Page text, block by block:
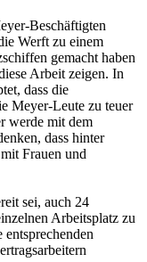
Beschäftigten
Werft zu einem
gemacht haben
Arbeit zeigen. In
dass die
Meyer-Leute zu teuer
werde mit dem
dass hinter
Frauen und
sei, auch 24
Arbeitsplatz zu